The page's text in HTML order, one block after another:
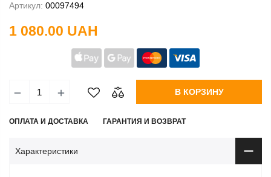
Артикул: 00097494
1 080.00 UAH
В КОРЗИНУ
ОПЛАТА И ДОСТАВКА ГАРАНТИЯ И ВОЗВРАТ
Характеристики